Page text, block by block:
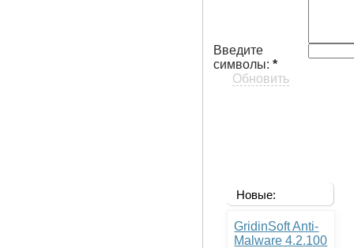
Введите
символы:*
Обновить
Новые:
GridinSoft Anti-
Malware 4.2.100